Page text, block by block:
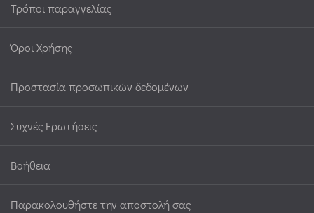
Τρόποι παραγγελίας
Όροι Χρήσης
Προστασία προσωπικών δεδομένων
Συχνές Ερωτήσεις
Βοήθεια
Παρακολουθήστε την αποστολή σας